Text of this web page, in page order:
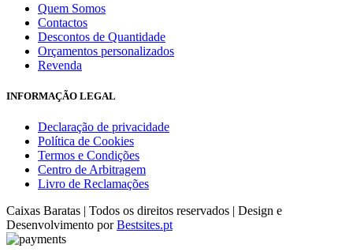
Quem Somos
Contactos
Descontos de Quantidade
Orçamentos personalizados
Revenda
INFORMAÇÃO LEGAL
Declaração de privacidade
Política de Cookies
Termos e Condições
Centro de Arbitragem
Livro de Reclamações
Caixas Baratas | Todos os direitos reservados | Design e
Desenvolvimento porBestsites.pt